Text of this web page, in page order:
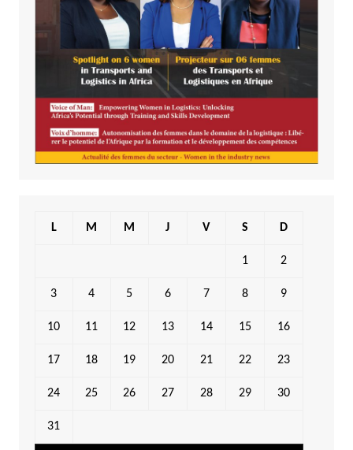
L M M J V S D
1 2
3 4 5 6 7 8 9
10 11 12 13 14 15 16
17 18 19 20 21 22 23
24 25 26 27 28 29 30
31